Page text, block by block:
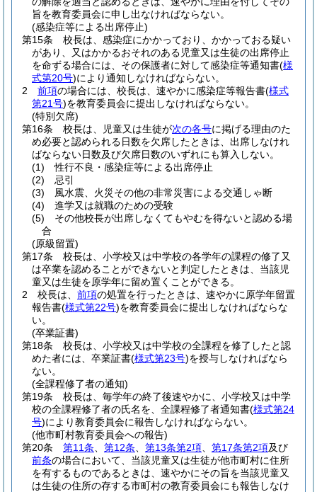
旨を教育委員会に申し出なければならない。
(感染症等による出席停止)
第15条
校長は、感染症にかかっており、かかっておる疑い
があり、又はかかるおそれのある児童又は生徒の出席停止
を命ずる場合には、その保護者に対して感染症等通知書(様
式第20号)により通知しなければならない。
2
前項の場合には、校長は、速やかに感染症等報告書(様式
第21号)を教育委員会に提出しなければならない。
(特別欠席)
第16条
校長は、児童又は生徒が次の各号に掲げる理由のた
め必要と認められる日数を欠席したときは、出席しなけれ
ばならない日数及び欠席日数のいずれにも算入しない。
(1)
性行不良・感染症等による出席停止
(2)
忌引
(3)
風水震、火災その他の非常災害による交通しゃ断
(4)
進学又は就職のための受験
(5)
その他校長が出席しなくてもやむを得ないと認める場
合
(原級留置)
第17条
校長は、小学校又は中学校の各学年の課程の修了又
は卒業を認めることができないと判定したときは、当該児
童又は生徒を原学年に留め置くことができる。
2
校長は、 前項の処置を行ったときは、速やかに原学年留置
報告書(様式第22号)を教育委員会に提出しなければならな
い。
(卒業証書)
第18条
校長は、小学校又は中学校の全課程を修了したと認
めた者には、卒業証書(様式第23号)を授与しなければなら
ない。
(全課程修了者の通知)
第19条
校長は、毎学年の終了後速やかに、小学校又は中学
校の全課程修了者の氏名を、全課程修了者通知書(様式第24
号)により教育委員会に報告しなければならない。
(他市町村教育委員会への報告)
第20条
第11条 第12条 第13条第2項 第17条第2項及び
前条の場合において、当該児童又は生徒が他市町村に住所
を有するものであるときは、速やかにその旨を当該児童又
は生徒の住所の存する市町村の教育委員会にも報告しなけ